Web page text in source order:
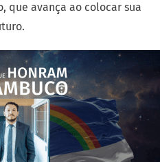
que avança ao colocar sua